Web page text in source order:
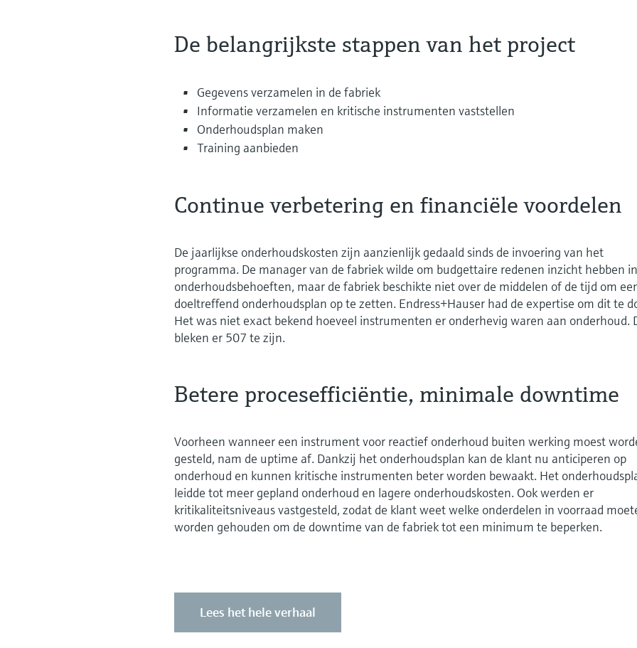
De belangrijkste stappen van het project
Gegevens verzamelen in de fabriek
Informatie verzamelen en kritische instrumenten vaststellen
Onderhoudsplan maken
Training aanbieden
Continue verbetering en financiële voordelen
De jaarlijkse onderhoudskosten zijn aanzienlijk gedaald sinds de invoering van het
programma. De manager van de fabriek wilde om budgettaire redenen inzicht hebben
onderhoudsbehoeften, maar de fabriek beschikte niet over de middelen of de tijd om
doeltreffend onderhoudsplan op te zetten. Endress+Hauser had de expertise om dit te
Het was niet exact bekend hoeveel instrumenten er onderhevig waren aan onderhoud.
bleken er 507 te zijn.
Betere procesefficiëntie, minimale downtime
Voorheen wanneer een instrument voor reactief onderhoud buiten werking moest
gesteld, nam de uptime af. Dankzij het onderhoudsplan kan de klant nu anticiperen op
onderhoud en kunnen kritische instrumenten beter worden bewaakt. Het
leidde tot meer gepland onderhoud en lagere onderhoudskosten. Ook werden er
kritikaliteitsniveaus vastgesteld, zodat de klant weet welke onderdelen in voorraad
worden gehouden om de downtime van de fabriek tot een minimum te beperken.
Lees het hele verhaal